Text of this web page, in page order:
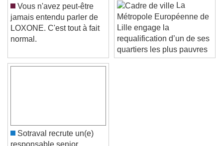
Font Size
End of dialog window.
Vous n'avez peut-être
jamais entendu parler de
LOXONE. C'est tout à fait
La
Métropole Européenne de
Lille engage la
requalification d’un de ses
quartiers les plus pauvres
Sotraval recrute un(e)